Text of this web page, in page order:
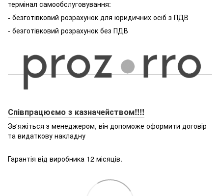
термінал самообслуговування:
- безготівковий розрахунок для юридичних осіб з ПДВ
- безготівковий розрахунок без ПДВ
Співпрацюємо з казначейством!!!!
Зв'яжіться з менеджером, він допоможе оформити договір
та видаткову накладну
Гарантія від виробника 12 місяців.